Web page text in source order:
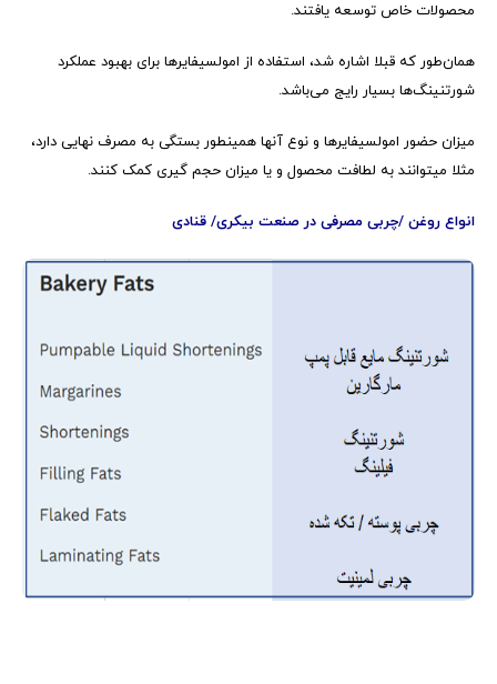
محصولات خاص توسعه یافتند.
همان‌طور که قبلا اشاره شد، استفاده از امولسیفایرها برای بهبود عملکرد
شورتنینگ‌ها بسیار رایج می‌باشد.
میزان حضور امولسیفایرها و نوع آنها همینطور بستگی به مصرف نهایی دارد،
مثلا میتوانند به لطافت محصول و یا میزان حجم گیری کمک کنند.
انواع روغن /چربی مصرفی در صنعت بیکری/ قنادی